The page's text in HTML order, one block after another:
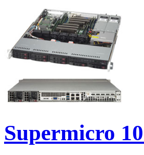
Supermicro